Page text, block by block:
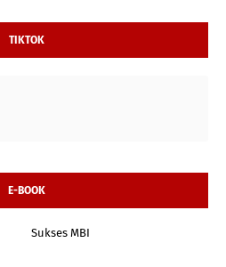
TIKTOK
E-BOOK
Sukses MBI